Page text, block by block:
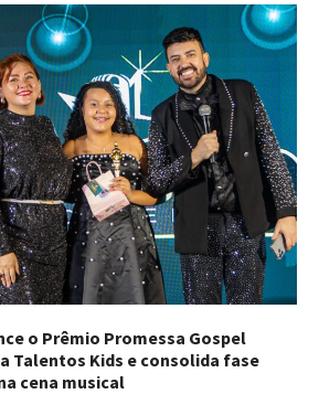
o Prêmio Promessa Gospel
Talentos Kids e consolida fase
cena musical